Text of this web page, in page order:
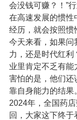
会没钱可赚？！”
在高速发展的惯性
经历，就会按照惯
今天来看，如果问
力，还是时代红
业里肯定不乏有能
害怕的是，他们还
靠自身能力的结果
2024年，全国药
回，大家这下终